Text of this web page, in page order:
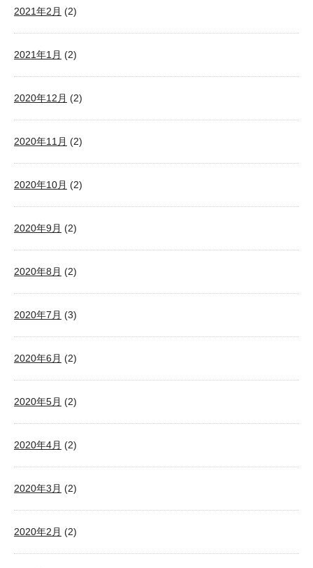
2021年2月 (2)
2021年1月 (2)
2020年12月 (2)
2020年11月 (2)
2020年10月 (2)
2020年9月 (2)
2020年8月 (2)
2020年7月 (3)
2020年6月 (2)
2020年5月 (2)
2020年4月 (2)
2020年3月 (2)
2020年2月 (2)